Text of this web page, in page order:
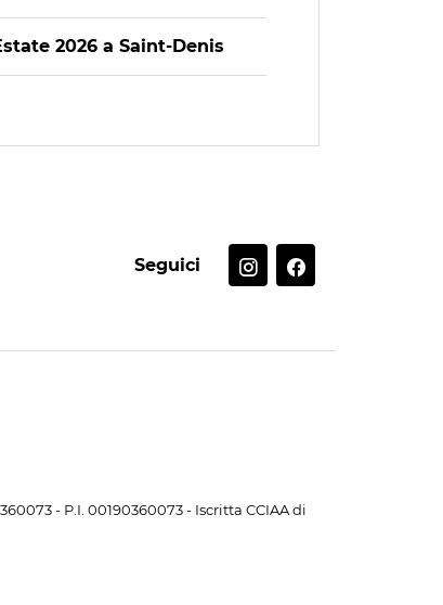
2026 a Saint-Denis
Seguici
- P.I. 00190360073 - Iscritta CCIAA di